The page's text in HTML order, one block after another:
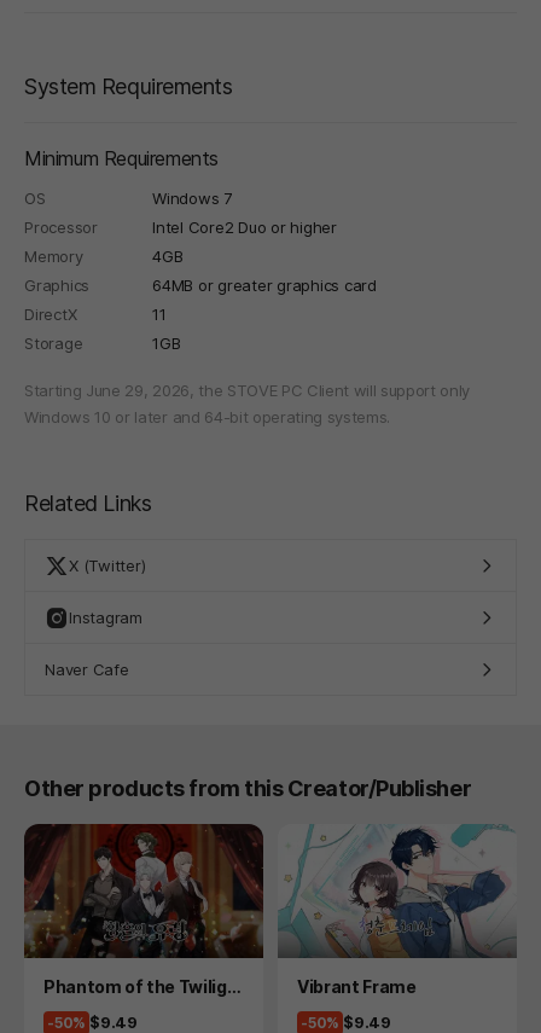
System Requirements
Minimum Requirements
OS
Windows 7
Processor
Intel Core2 Duo or higher
Memory
4GB
Graphics
64MB or greater graphics card
DirectX
11
Storage
1GB
Starting June 29, 2026, the STOVE PC Client will support only
Windows 10 or later and 64-bit operating systems.
Related Links
X (Twitter)
Instagram
Naver Cafe
Other products from this Creator/Publisher
Product
Phantom of the Twiligh
t
-50% Price
$9.49
Product
Vibrant Frame
-50% Price
$9.49